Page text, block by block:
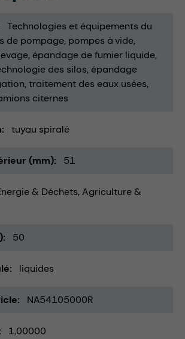
Technologies et équipements du
de pompage pompes à vide
épandage de fumier liquide
des silos épandage
traitement des eaux usées
citernes
tuyau spiralé
(mm) 51
& Déchets Agriculture &
50
liquides
NA54105000R
1,00000